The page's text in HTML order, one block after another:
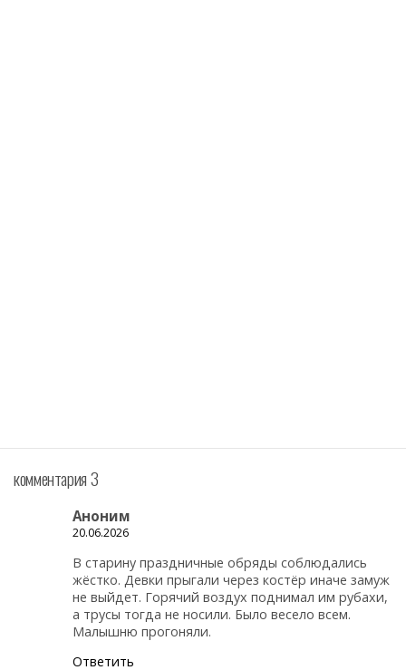
комментария 3
Аноним
20.06.2026
В старину праздничные обряды соблюдались
жёстко. Девки прыгали через костёр иначе замуж
не выйдет. Горячий воздух поднимал им рубахи,
а трусы тогда не носили. Было весело всем.
Малышню прогоняли.
Ответить